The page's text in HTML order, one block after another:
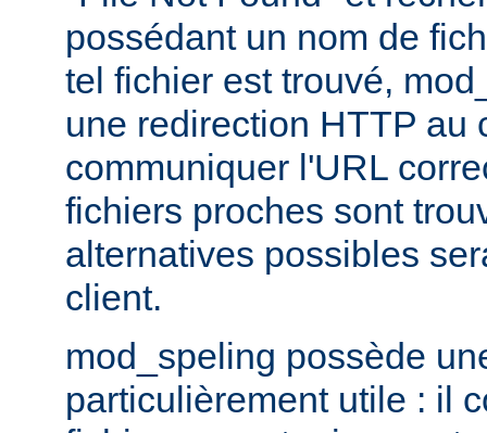
possédant un nom de
tel fichier est trouvé,
une redirection HTTP au
communiquer l'URL
fichiers proches sont
alternatives possibles
client.
mod_speling possède
particulièrement utile : il